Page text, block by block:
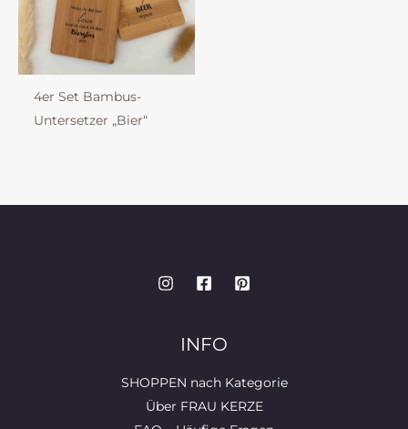
4er Set Bambus-
Untersetzer „Bier“
INFO
SHOPPEN nach Kategorie
Über FRAU KERZE